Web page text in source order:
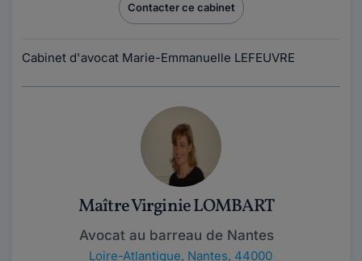
Contacter ce cabinet
Cabinet d'avocat Marie-Emmanuelle LEFEUVRE
Maître Virginie LOMBART
Avocat au barreau de Nantes
Loire-Atlantique, Nantes, 44000